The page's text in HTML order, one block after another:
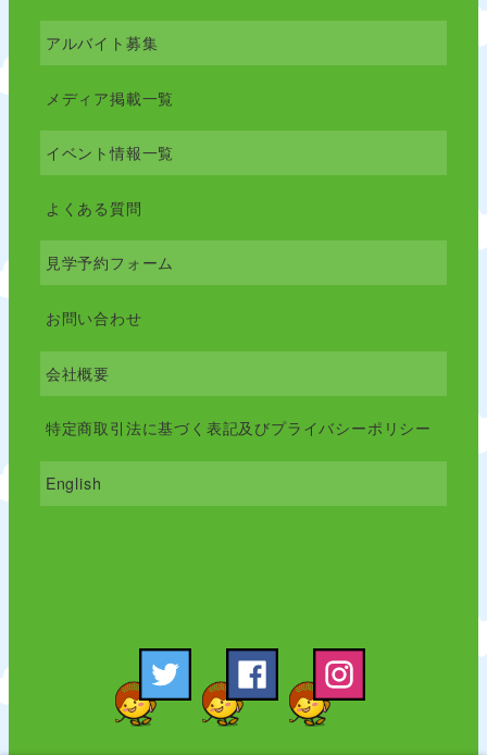
アルバイト募集
メディア掲載一覧
イベント情報一覧
よくある質問
見学予約フォーム
お問い合わせ
会社概要
特定商取引法に基づく表記及びプライバシーポリシー
English